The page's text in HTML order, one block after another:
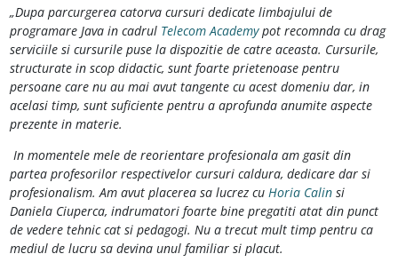
„Dupa parcurgerea catorva cursuri dedicate limbajului de
programare Java in cadrul Telecom Academypot recomnda cu drag
serviciile si cursurile puse la dispozitie de catre aceasta. Cursurile,
structurate in scop didactic, sunt foarte prietenoase pentru
persoane care nu au mai avut tangente cu acest domeniu dar, in
acelasi timp, sunt suficiente pentru a aprofunda anumite aspecte
prezente in materie.
In momentele mele de reorientare profesionala am gasit din
partea profesorilor respectivelor cursuri caldura, dedicare dar si
profesionalism. Am avut placerea sa lucrez cu Horia Calinsi
Daniela Ciuperca, indrumatori foarte bine pregatiti atat din punct
de vedere tehnic cat si pedagogi. Nu a trecut mult timp pentru ca
mediul de lucru sa devina unul familiar si placut.